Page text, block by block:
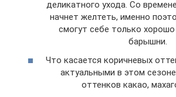
деликатного ухода. Со
начнет желтеть, именно
смогут себе только
барышни.
Что касается коричневых
актуальными в этом
оттенков какао,